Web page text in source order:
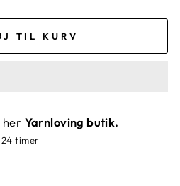
TIL KURV
her Yarnloving butik.
timer